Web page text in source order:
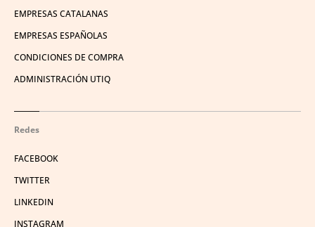
EMPRESAS CATALANAS
EMPRESAS ESPAÑOLAS
CONDICIONES DE COMPRA
ADMINISTRACIÓN UTIQ
Redes
FACEBOOK
TWITTER
LINKEDIN
INSTAGRAM